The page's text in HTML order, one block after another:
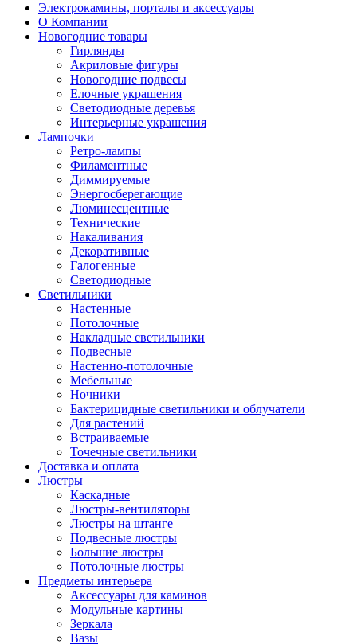
Электрокамины, порталы и аксессуары
О Компании
Новогодние товары
Гирлянды
Акриловые фигуры
Новогодние подвесы
Елочные украшения
Светодиодные деревья
Интерьерные украшения
Лампочки
Ретро-лампы
Филаментные
Диммируемые
Энергосберегающие
Люминесцентные
Технические
Накаливания
Декоративные
Галогенные
Светодиодные
Светильники
Настенные
Потолочные
Накладные светильники
Подвесные
Настенно-потолочные
Мебельные
Ночники
Бактерицидные светильники и облучатели
Для растений
Встраиваемые
Точечные светильники
Доставка и оплата
Люстры
Каскадные
Люстры-вентиляторы
Люстры на штанге
Подвесные люстры
Большие люстры
Потолочные люстры
Предметы интерьера
Аксессуары для каминов
Модульные картины
Зеркала
Вазы